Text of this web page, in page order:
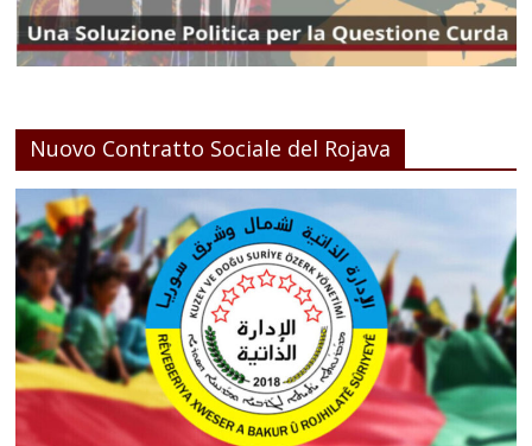
Nuovo Contratto Sociale del Rojava